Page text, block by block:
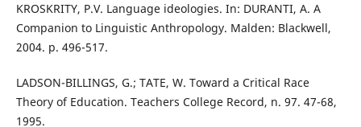
KROSKRITY, P.V. Language ideologies. In: DURANTI, A. A
Companion to Linguistic Anthropology. Malden: Blackwell,
2004. p. 496-517.
LADSON-BILLINGS, G.; TATE, W. Toward a Critical Race
Theory of Education. Teachers College Record, n. 97. 47-68,
1995.